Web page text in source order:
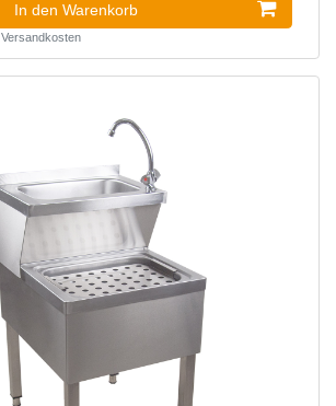
In den Warenkorb
Versandkosten